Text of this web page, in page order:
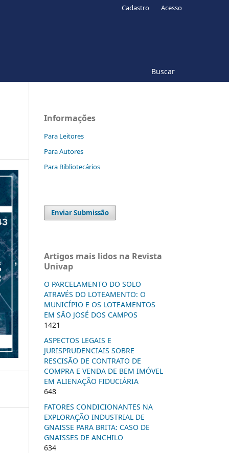
Buscar
Cadastro Acesso
Informações
Para Leitores
Para Autores
Para Bibliotecários
Enviar Submissão
Artigos mais lidos na Revista
Univap
O PARCELAMENTO DO SOLO
ATRAVÉS DO LOTEAMENTO: O
MUNICÍPIO E OS LOTEAMENTOS
EM SÃO JOSÉ DOS CAMPOS
1421
ASPECTOS LEGAIS E
JURISPRUDENCIAIS SOBRE
RESCISÃO DE CONTRATO DE
COMPRA E VENDA DE BEM IMÓVEL
EM ALIENAÇÃO FIDUCIÁRIA
648
FATORES CONDICIONANTES NA
EXPLORAÇÃO INDUSTRIAL DE
GNAISSE PARA BRITA: CASO DE
GNAISSES DE ANCHILO
634